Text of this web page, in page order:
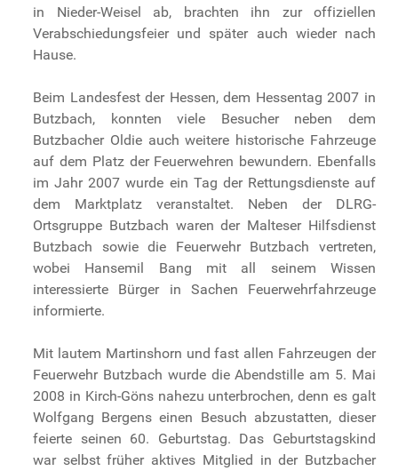
in Nieder-Weisel ab, brachten ihn zur offiziellen
Verabschiedungsfeier und später auch wieder nach
Hause.
Beim Landesfest der Hessen, dem Hessentag 2007 in
Butzbach, konnten viele Besucher neben dem
Butzbacher Oldie auch weitere historische Fahrzeuge
auf dem Platz der Feuerwehren bewundern. Ebenfalls
im Jahr 2007 wurde ein Tag der Rettungsdienste auf
dem Marktplatz veranstaltet. Neben der DLRG-
Ortsgruppe Butzbach waren der Malteser Hilfsdienst
Butzbach sowie die Feuerwehr Butzbach vertreten,
wobei Hansemil Bang mit all seinem Wissen
interessierte Bürger in Sachen Feuerwehrfahrzeuge
informierte.
Mit lautem Martinshorn und fast allen Fahrzeugen der
Feuerwehr Butzbach wurde die Abendstille am 5. Mai
2008 in Kirch-Göns nahezu unterbrochen, denn es galt
Wolfgang Bergens einen Besuch abzustatten, dieser
feierte seinen 60. Geburtstag. Das Geburtstagskind
war selbst früher aktives Mitglied in der Butzbacher